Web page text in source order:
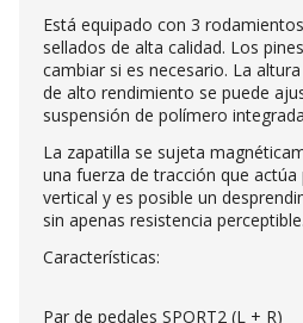
Está equipado con 3
sellados de alta calidad. Los
cambiar si es necesario. La
de alto rendimiento se puede
suspensión de polímero
La zapatilla se sujeta
una fuerza de tracción que
vertical y es posible un
sin apenas resistencia perceptible.
Características:
Par de pedales SPORT2 (L + R)